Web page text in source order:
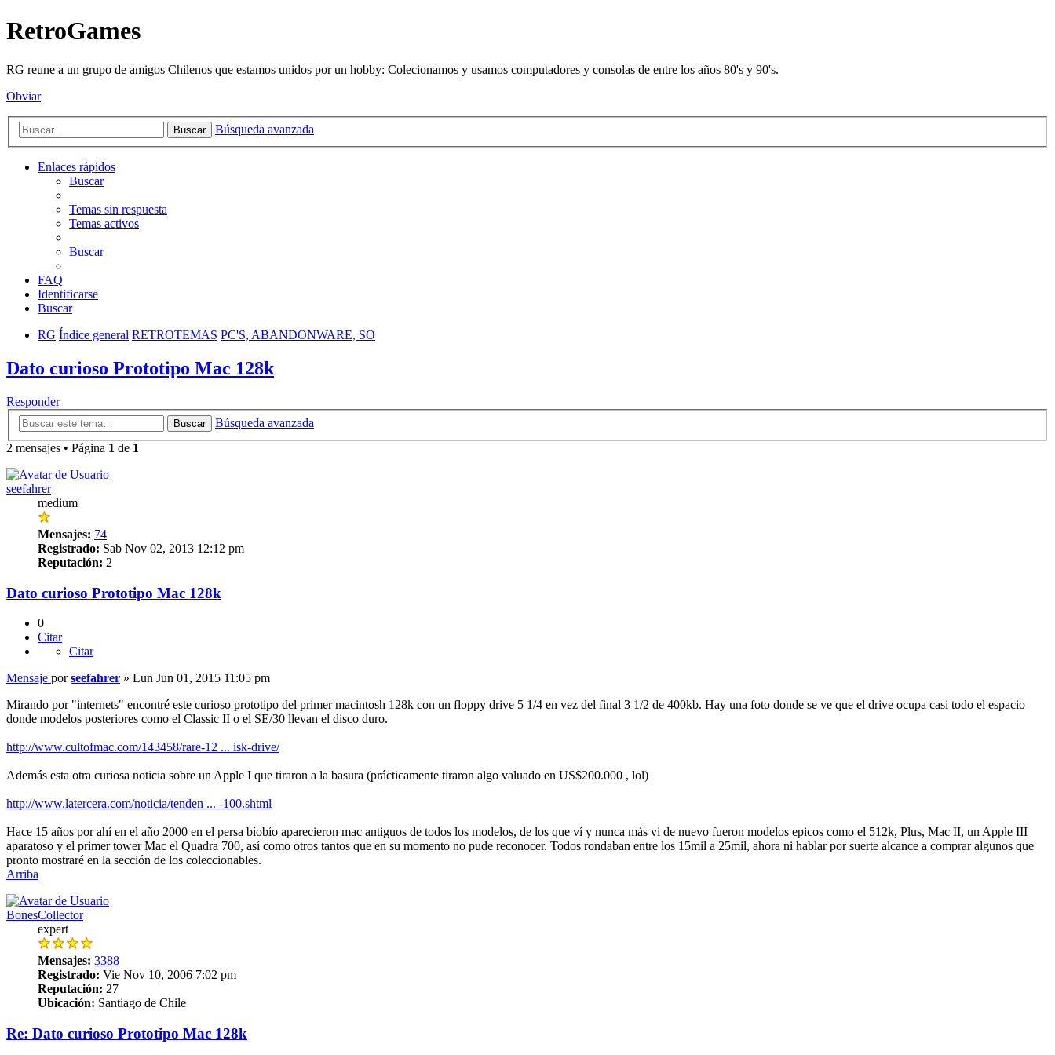
RetroGames
RG reune a un grupo de amigos Chilenos que estamos unidos por un hobby: Colecionamos y usamos computadores y consolas de entre los años 80's y 90's.
Obviar
Buscar Búsqueda avanzada
Enlaces rápidos
Buscar
Temas sin respuesta
Temas activos
Buscar
FAQ
Identificarse
Buscar
RG Índice general RETROTEMAS PC'S, ABANDONWARE, SO
Dato curioso Prototipo Mac 128k
Responder
Buscar
Búsqueda avanzada
2 mensajes • Página 1 de 1
seefahrer
medium
Mensajes: 74
Registrado: Sab Nov 02, 2013 12:12 pm
Reputación: 2
Dato curioso Prototipo Mac 128k
0
Citar
Citar
Mensaje porseefahrer » Lun Jun 01, 2015 11:05 pm
Mirando por "internets" encontré este curioso prototipo del primer macintosh 128k con un floppy drive 5 1/4 en vez del final 3 1/2 de 400kb. Hay una foto donde se ve que el drive ocupa casi todo el espacio
donde modelos posteriores como el Classic II o el SE/30 llevan el disco duro.
http://www.cultofmac.com/143458/rare-12 ... isk-drive/
Además esta otra curiosa noticia sobre un Apple I que tiraron a la basura (prácticamente tiraron algo valuado en US$200.000 , lol)
http://www.latercera.com/noticia/tenden ... -100.shtml
Hace 15 años por ahí en el año 2000 en el persa bíobío aparecieron mac antiguos de todos los modelos, de los que ví y nunca más vi de nuevo fueron modelos epicos como el 512k, Plus, Mac II, un Apple III
aparatoso y el primer tower Mac el Quadra 700, así como otros tantos que en su momento no pude reconocer. Todos rondaban entre los 15mil a 25mil, ahora ni hablar por suerte alcance a comprar algunos que
pronto mostraré en la sección de los coleccionables.
Arriba
BonesCollector
expert
Mensajes: 3388
Registrado: Vie Nov 10, 2006 7:02 pm
Reputación: 27
Ubicación: Santiago de Chile
Re: Dato curioso Prototipo Mac 128k